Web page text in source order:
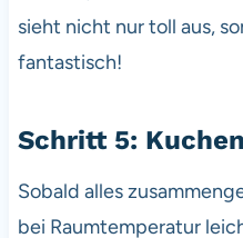
sieht nicht nur toll aus,
fantastisch!
Schritt 5:
Sobald alles
bei Raumtemperatur